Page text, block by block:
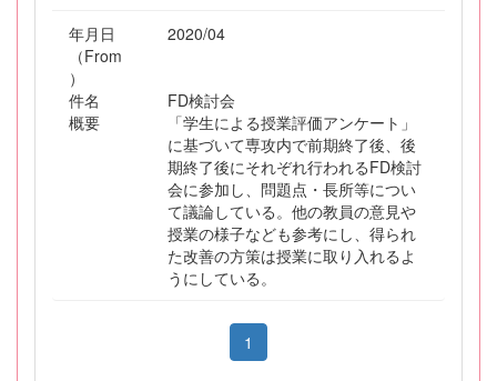
年月日
（From
）
2020/04
件名
FD検討会
概要
「学生による授業評価アンケート」
に基づいて専攻内で前期終了後、後
期終了後にそれぞれ行われるFD検討
会に参加し、問題点・長所等につい
て議論している。他の教員の意見や
授業の様子なども参考にし、得られ
た改善の方策は授業に取り入れるよ
うにしている。
1